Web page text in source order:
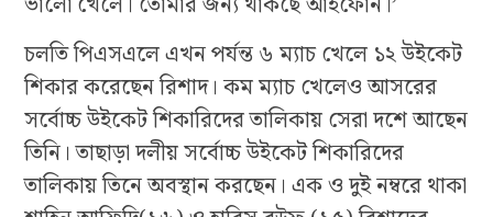
চলতি পিএসএলে এখন পর্যন্ত ৬ ম্যাচ খেলে ১২ উইকেট
শিকার করেছেন রিশাদ। কম ম্যাচ খেলেও আসরের
সর্বোচ্চ উইকেট শিকারিদের তালিকায় সেরা দশে আছেন
তিনি। তাছাড়া দলীয় সর্বোচ্চ উইকেট শিকারিদের
তালিকায় তিনে অবস্থান করছেন। এক ও দুই নম্বরে থাকা